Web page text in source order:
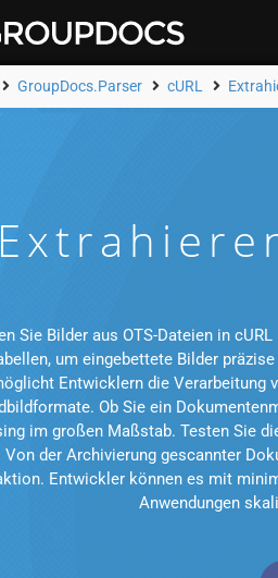
GroupDocs.Parser cURL
Sie Bilder aus OTS-Dateien in
um eingebettete Bilder
Entwicklern die Verarbeitung
Ob Sie ein
im großen Maßstab. Testen Sie
Von der Archivierung gescannter
Entwickler können es mit
Anwendungen